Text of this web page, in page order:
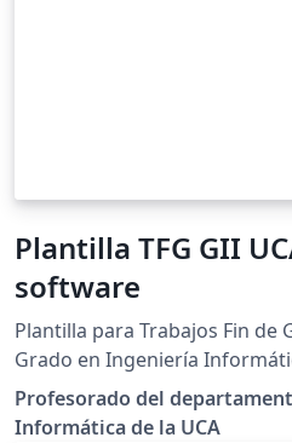
Plantilla TFG GII
software
Plantilla para Trabajos Fin de
Grado en Ingeniería
proyectos de desarrollo de
Profesorado del
Informática de la UCA